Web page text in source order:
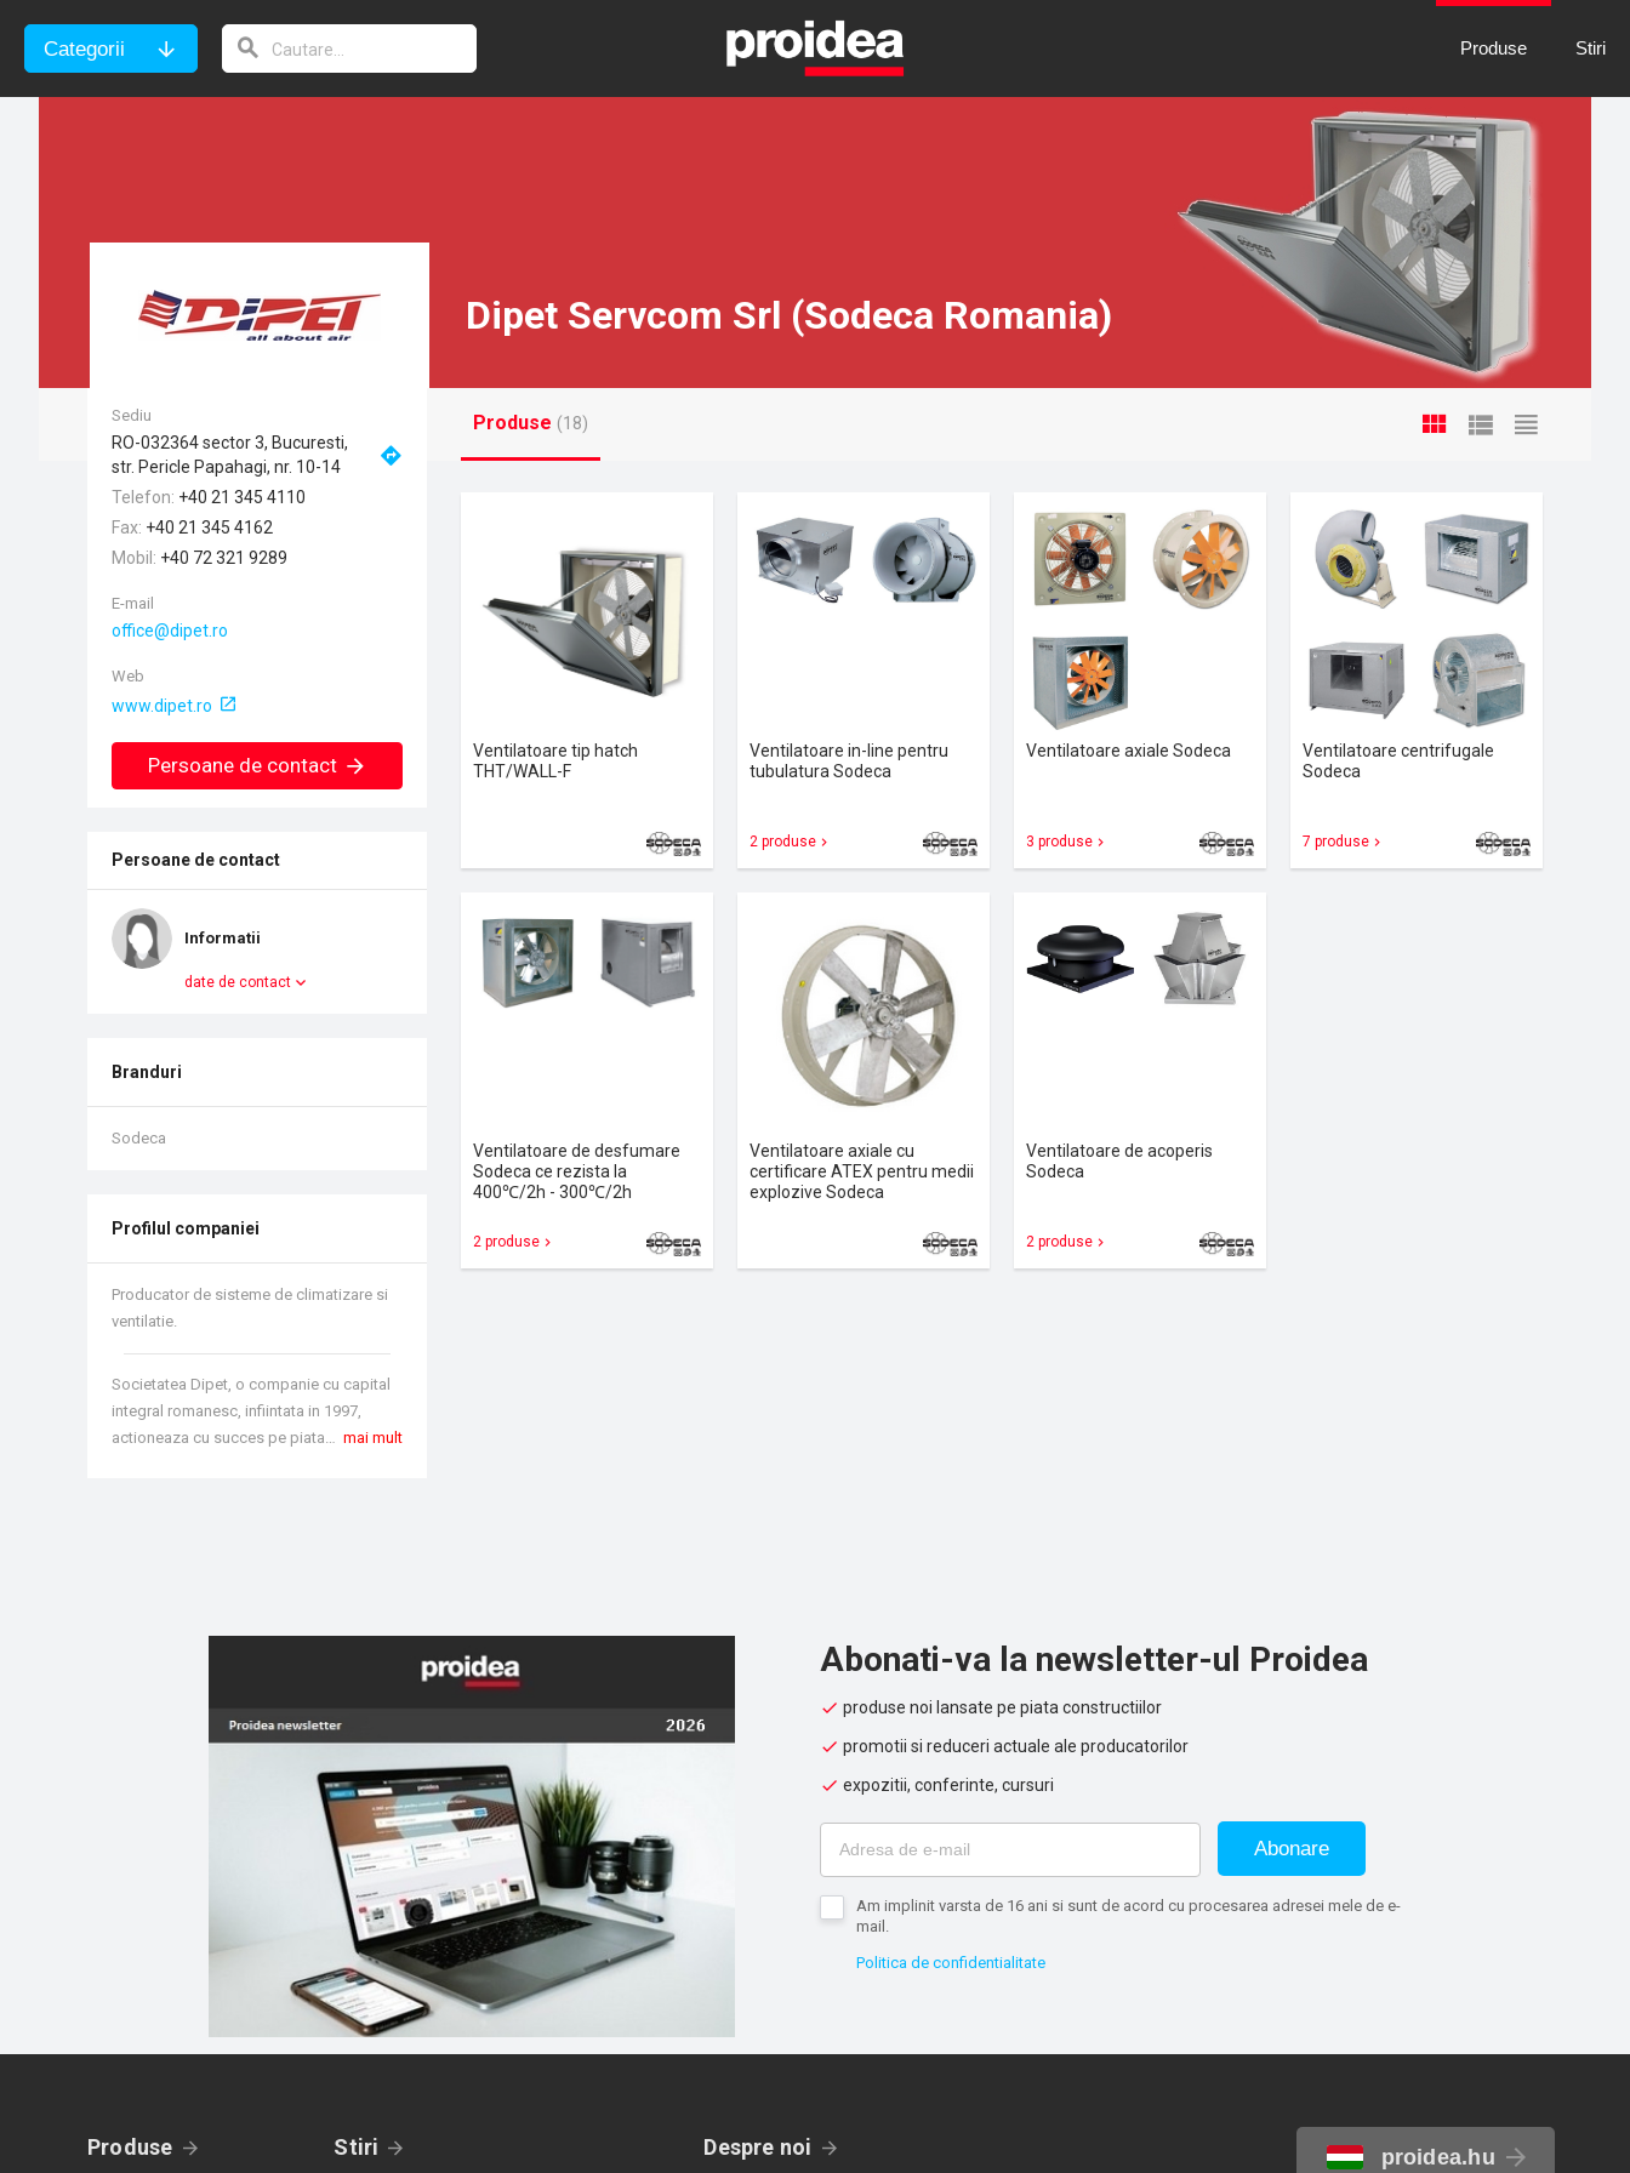
Categorii Produse Stiri
Dipet Servcom Srl (Sodeca Romania)
Produse (18)
Ventilatoare tip hatch
THT/WALL-F
Ventilatoare in-line pentru
tubulatura Sodeca
2 produse
Ventilatoare axiale Sodeca
3 produse
Ventilatoare centrifugale
Sodeca
7 produse
Ventilatoare de desfumare
Sodeca ce rezista la
400℃/2h - 300℃/2h
2 produse
Ventilatoare axiale cu
certificare ATEX pentru medii
explozive Sodeca
Ventilatoare de acoperis
Sodeca
2 produse
Sediu
RO-032364 sector 3, Bucuresti,
str. Pericle Papahagi, nr. 10-14
Telefon +40 21 345 4110
Fax +40 21 345 4162
Mobil
+40 72 321 9289
E-mail
Web
www.dipet.ro
Persoane de contact
Persoane de contact
Informatii
date de contact
Branduri
Sodeca
Profilul companiei
Producator de sisteme de climatizare si
ventilatie.
Societatea Dipet, o companie cu capital
integral romanesc, infiintata in 1997,
actioneaza cu succes pe piata sistemelor de climatizare si ventilatie, devenind cu ajutorul clientilor si al furnizorilor sai, unul din liderii de piata in domeniu. Avand o solida experienta pe segmentul de ventilatie climatizare si un bun renume, bazat pe increderea colaboratorilor, au reusit sa creasca an de an si au putut raspunde in final tuturor cererilor in domeniu, indiferent de dificultatea sau amploarea lor. Dinamismul, seriozitatea si raspunsul promt, au fost dezideratele pe care le-au respectat, ele fiind motorul principal in existenta unei legaturi stabile intre furnizorii si clientii lor. Obiectivul Dipet este acela, de a imbunatati continuu serviciile pe care le ofera, avand totodata misiunea de a sustine si pe viitor increderea ca partener de afaceri, prin furnizarea unor echipamente si servicii de calitate. mai mult
Abonati-va la newsletter-ul Proidea
produse noi lansate pe piata constructiilor
promotii si reduceri actuale ale producatorilor
expozitii, conferinte, cursuri
Abonare
Am implinit varsta de 16 ani si sunt de acord cu procesarea adresei mele de e-
mail.
Politica de confidentialitate
Produse Stiri Despre noi proidea.hu